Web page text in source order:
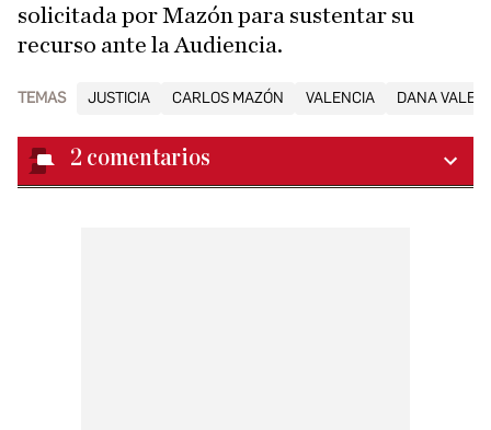
solicitada por Mazón para sustentar su
recurso ante la Audiencia.
TEMAS JUSTICIA CARLOS MAZÓN VALENCIA DANA
2 comentarios